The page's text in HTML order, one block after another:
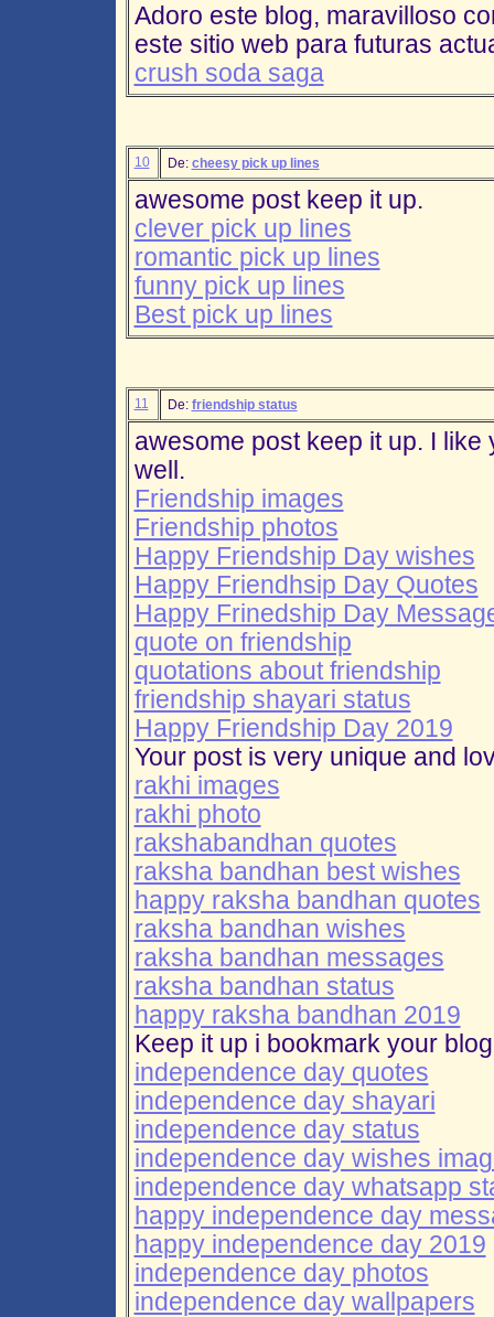
Adoro este blog, maravilloso
este sitio web para futuras
crush soda saga
10 De: cheesy pick up lines
awesome post keep it up.
clever pick up lines
romantic pick up lines
funny pick up lines
Best pick up lines
11 De: friendship status
awesome post keep it up. I like
well.
Friendship images
Friendship photos
Happy Friendship Day wishes
Happy Friendhsip Day Quotes
Happy Frinedship Day
quote on friendship
quotations about friendship
friendship shayari status
Happy Friendship Day 2019
Your post is very unique and
rakhi images
rakhi photo
rakshabandhan quotes
raksha bandhan best wishes
happy raksha bandhan quotes
raksha bandhan wishes
raksha bandhan messages
raksha bandhan status
happy raksha bandhan 2019
Keep it up i bookmark your
independence day quotes
independence day shayari
independence day status
independence day wishes
independence day whatsapp
happy independence day
happy independence day 2019
independence day photos
independence day wallpapers